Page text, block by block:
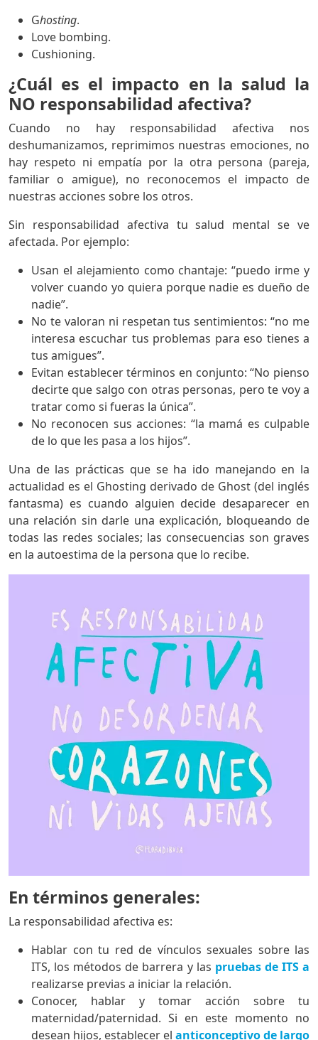
Ghosting.
Love bombing.
Cushioning.
¿Cuál es el impacto en la salud la
NO responsabilidad afectiva?
Cuando no hay responsabilidad afectiva nos
deshumanizamos, reprimimos nuestras emociones, no
hay respeto ni empatía por la otra persona (pareja,
familiar o amigue), no reconocemos el impacto de
nuestras acciones sobre los otros.
Sin responsabilidad afectiva tu salud mental se ve
afectada. Por ejemplo:
Usan el alejamiento como chantaje: “puedo irme y
volver cuando yo quiera porque nadie es dueño de
nadie”.
No te valoran ni respetan tus sentimientos: “no me
interesa escuchar tus problemas para eso tienes a
tus amigues”.
Evitan establecer términos en conjunto: “No pienso
decirte que salgo con otras personas, pero te voy a
tratar como si fueras la única”.
No reconocen sus acciones: “la mamá es culpable
de lo que les pasa a los hijos”.
Una de las prácticas que se ha ido manejando en la
actualidad es el Ghosting derivado de Ghost (del inglés
fantasma) es cuando alguien decide desaparecer en
una relación sin darle una explicación, bloqueando de
todas las redes sociales; las consecuencias son graves
en la autoestima de la persona que lo recibe.
En términos generales:
La responsabilidad afectiva es:
Hablar con tu red de vínculos sexuales sobre las
ITS, los métodos de barrera y las pruebas de ITS a
realizarse previas a iniciar la relación.
Conocer, hablar y tomar acción sobre tu
maternidad/paternidad. Si en este momento no
desean hijos, establecer el anticonceptivo de largo